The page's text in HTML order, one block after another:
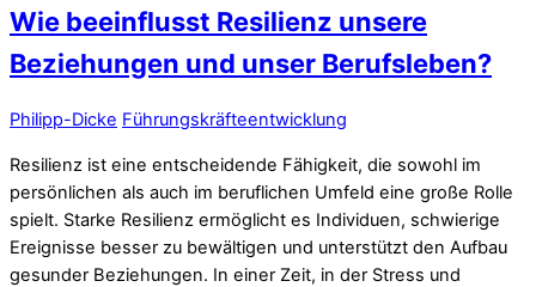
Wie beeinflusst Resilienz unsere
Beziehungen und unser Berufsleben?
Philipp-Dicke Führungskräfteentwicklung
Resilienz ist eine entscheidende Fähigkeit, die sowohl im
persönlichen als auch im beruflichen Umfeld eine große Rolle
spielt. Starke Resilienz ermöglicht es Individuen, schwierige
Ereignisse besser zu bewältigen und unterstützt den Aufbau
gesunder Beziehungen. In einer Zeit, in der Stress und